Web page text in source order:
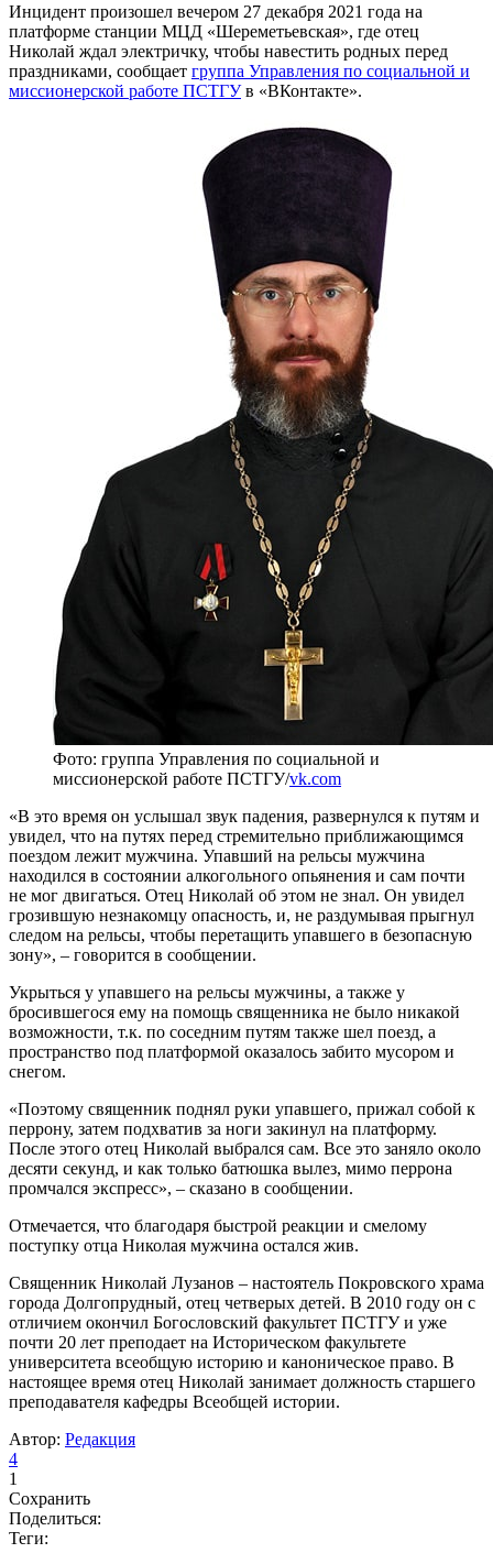
Инцидент произошел вечером 27 декабря 2021 года на
платформе станции МЦД «Шереметьевская», где отец
Николай ждал электричку, чтобы навестить родных перед
праздниками, сообщает группа Управления по социальной и
миссионерской работе ПСТГУв «ВКонтакте».
Фото: группа Управления по социальной и
миссионерской работе ПСТГУ/vk.com
«В это время он услышал звук падения, развернулся к путям и
увидел, что на путях перед стремительно приближающимся
поездом лежит мужчина. Упавший на рельсы мужчина
находился в состоянии алкогольного опьянения и сам почти
не мог двигаться. Отец Николай об этом не знал. Он увидел
грозившую незнакомцу опасность, и, не раздумывая прыгнул
следом на рельсы, чтобы перетащить упавшего в безопасную
зону», – говорится в сообщении.
Укрыться у упавшего на рельсы мужчины, а также у
бросившегося ему на помощь священника не было никакой
возможности, т.к. по соседним путям также шел поезд, а
пространство под платформой оказалось забито мусором и
снегом.
«Поэтому священник поднял руки упавшего, прижал собой к
перрону, затем подхватив за ноги закинул на платформу.
После этого отец Николай выбрался сам. Все это заняло около
десяти секунд, и как только батюшка вылез, мимо перрона
промчался экспресс», – сказано в сообщении.
Отмечается, что благодаря быстрой реакции и смелому
поступку отца Николая мужчина остался жив.
Священник Николай Лузанов – настоятель Покровского храма
города Долгопрудный, отец четверых детей. В 2010 году он с
отличием окончил Богословский факультет ПСТГУ и уже
почти 20 лет преподает на Историческом факультете
университета всеобщую историю и каноническое право. В
настоящее время отец Николай занимает должность старшего
преподавателя кафедры Всеобщей истории.
Автор: Редакция
4
1
Сохранить
Поделиться:
Теги: